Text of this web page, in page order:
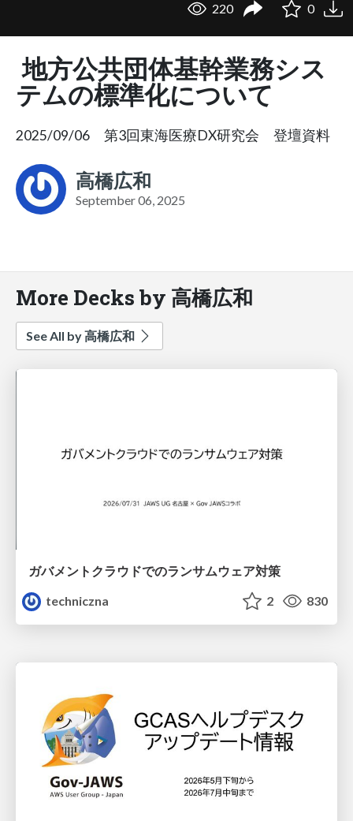
220 0
地方公共団体基幹業務シス
テムの標準化について
2025/09/06 第3回東海医療DX研究会 登壇資料
高橋広和
September 06, 2025
More Decks by 高橋広和
See All by 高橋広和
ガバメントクラウドでのランサムウェア対策
techniczna
2 830